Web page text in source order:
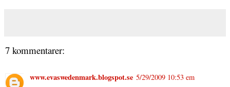
7 kommentarer:
www.evaswedenmark.blogspot.se 5/29/2009 10:53 em